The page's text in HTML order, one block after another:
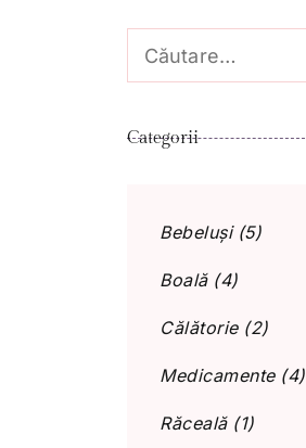
Caută
după:
Categorii
Bebeluși(5)
Boală(4)
Călătorie(2)
Medicamente(4)
Răceală(1)